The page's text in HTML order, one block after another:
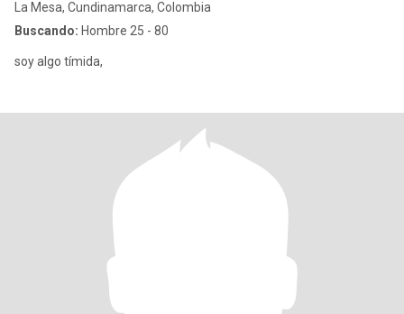
La Mesa, Cundinamarca, Colombia
Buscando: Hombre 25 - 80
soy algo tímida,